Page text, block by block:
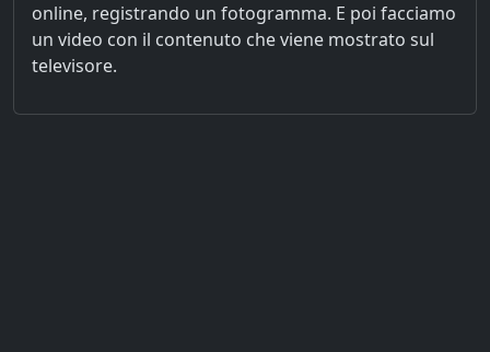
online, registrando un fotogramma. E poi facciamo
un video con il contenuto che viene mostrato sul
televisore.